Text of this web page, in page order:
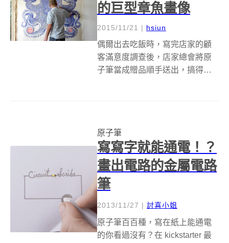
的巨型章魚畫像
2015/11/21 | hsiun
偶爾出去吃飯時，寫完店家的顧
客滿意度調查後，店家總會將原
子筆當成贈品順手送出，搞得好
囉！ 藝術家 Ray Cicin 受到了德
國博...
原子筆
寫寫字就能通電！？
畫出電路的金屬電路
筆
2013/11/27 | 討喜小姐
原子筆百百種，寫在紙上能通電
的你看過沒有？在 kickstarter 最